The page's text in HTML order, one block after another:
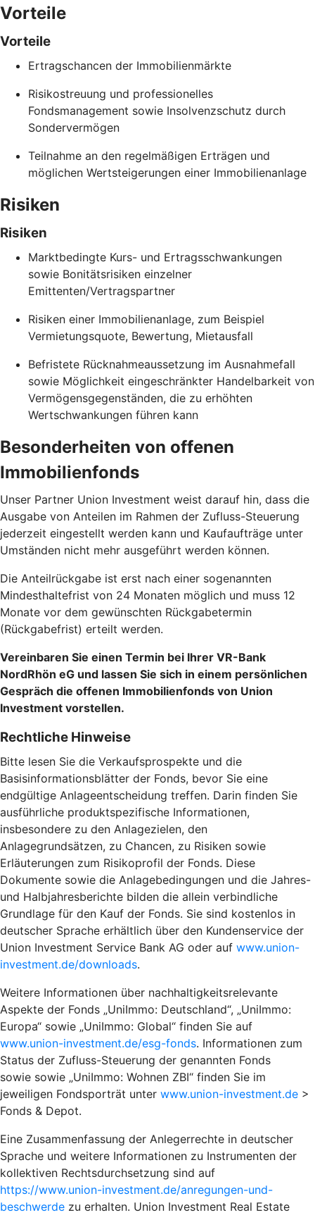
Vorteile
Vorteile
Ertragschancen der Immobilienmärkte
Risikostreuung und professionelles
Fondsmanagement sowie Insolvenzschutz durch
Sondervermögen
Teilnahme an den regelmäßigen Erträgen und
möglichen Wertsteigerungen einer Immobilienanlage
Risiken
Risiken
Marktbedingte Kurs- und Ertragsschwankungen
sowie Bonitätsrisiken einzelner
Emittenten/Vertragspartner
Risiken einer Immobilienanlage, zum Beispiel
Vermietungsquote, Bewertung, Mietausfall
Befristete Rücknahmeaussetzung im Ausnahmefall
sowie Möglichkeit eingeschränkter Handelbarkeit von
Vermögensgegenständen, die zu erhöhten
Wertschwankungen führen kann
Besonderheiten von offenen
Immobilienfonds
Unser Partner Union Investment weist darauf hin, dass die
Ausgabe von Anteilen im Rahmen der Zufluss-Steuerung
jederzeit eingestellt werden kann und Kaufaufträge unter
Umständen nicht mehr ausgeführt werden können.
Die Anteilrückgabe ist erst nach einer sogenannten
Mindesthaltefrist von 24 Monaten möglich und muss 12
Monate vor dem gewünschten Rückgabetermin
(Rückgabefrist) erteilt werden.
Vereinbaren Sie einen Termin bei Ihrer VR-Bank
NordRhön eG und lassen Sie sich in einem persönlichen
Gespräch die offenen Immobilienfonds von Union
Investment vorstellen.
Rechtliche Hinweise
Bitte lesen Sie die Verkaufsprospekte und die
Basisinformationsblätter der Fonds, bevor Sie eine
endgültige Anlageentscheidung treffen. Darin finden Sie
ausführliche produktspezifische Informationen,
insbesondere zu den Anlagezielen, den
Anlagegrundsätzen, zu Chancen, zu Risiken sowie
Erläuterungen zum Risikoprofil der Fonds. Diese
Dokumente sowie die Anlagebedingungen und die Jahres-
und Halbjahresberichte bilden die allein verbindliche
Grundlage für den Kauf der Fonds. Sie sind kostenlos in
deutscher Sprache erhältlich über den Kundenservice der
Union Investment Service Bank AG oder auf www.union-
investment.de/downloads.
Weitere Informationen über nachhaltigkeitsrelevante
Aspekte der Fonds „UniImmo: Deutschland“, „UniImmo:
Europa“ sowie „UniImmo: Global“ finden Sie auf
www.union-investment.de/esg-fonds. Informationen zum
Status der Zufluss-Steuerung der genannten Fonds
sowie sowie „UniImmo: Wohnen ZBI“ finden Sie im
jeweiligen Fondsporträt unter www.union-investment.de >
Fonds & Depot.
Eine Zusammenfassung der Anlegerrechte in deutscher
Sprache und weitere Informationen zu Instrumenten der
kollektiven Rechtsdurchsetzung sind auf
https://www.union-investment.de/anregungen-und-
beschwerde zu erhalten. Union Investment Real Estate